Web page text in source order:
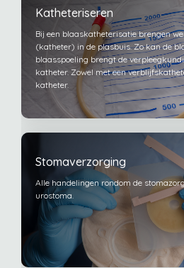
Katheteriseren
Bij een blaaskatheterisatie brengen
(katheter) in de plasbuis. Zo kan de
blaasspoeling brengt de
katheter. Zowel met een
katheter.
Stomaverzorging
Alle handelingen rondom de
urostoma.